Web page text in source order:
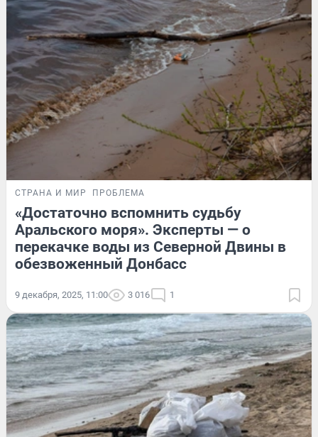
СТРАНА И МИР ПРОБЛЕМА
«Достаточно вспомнить судьбу
Аральского моря». Эксперты — о
перекачке воды из Северной Двины в
обезвоженный Донбасс
9 декабря, 2025, 11:00 3 016 1